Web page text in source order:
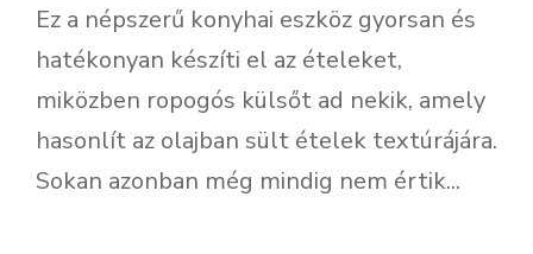
Ez a népszerű konyhai eszköz gyorsan és
hatékonyan készíti el az ételeket,
miközben ropogós külsőt ad nekik, amely
hasonlít az olajban sült ételek textúrájára.
Sokan azonban még mindig nem értik...